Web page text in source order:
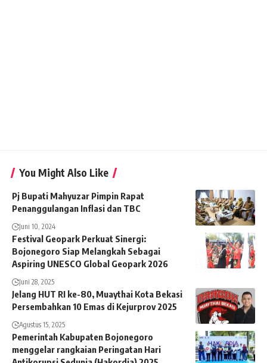
You Might Also Like
Pj Bupati Mahyuzar Pimpin Rapat
Penanggulangan Inflasi dan TBC
Juni 10, 2024
Festival Geopark Perkuat Sinergi:
Bojonegoro Siap Melangkah Sebagai
Aspiring UNESCO Global Geopark 2026
Juni 28, 2025
Jelang HUT RI ke-80, Muaythai Kota Bekasi
Persembahkan 10 Emas di Kejurprov 2025
Agustus 15, 2025
Pemerintah Kabupaten Bojonegoro
menggelar rangkaian Peringatan Hari